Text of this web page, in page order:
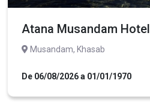
Atana Musandam Hotel
Musandam, Khasab
De 06/08/2026 a 01/01/1970